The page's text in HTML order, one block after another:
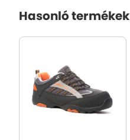
Hasonló termékek